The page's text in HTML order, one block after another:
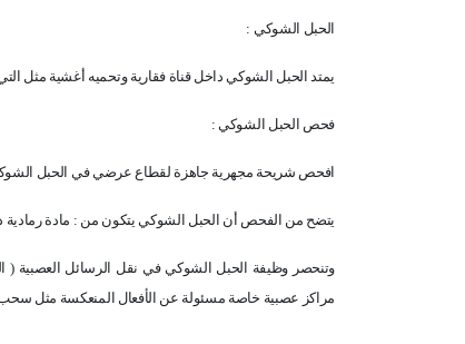
الحبل الشوكي :
يمتد الحبل الشوكي داخل قناة فقارية وتحميه أغشية مثل
فحص الحبل الشوكي :
افحص شريحة مجهرية جاهزة لقطاع عرضي في الحبل
يتضح من الفحص أن الحبل الشوكي يتكون من : مادة
وتنحصر وظيفة الحبل الشوكي في نقل الرسائل العصبية (
مراكز عصبية خاصة مسئولة عن الأفعال المنعكسة مثل